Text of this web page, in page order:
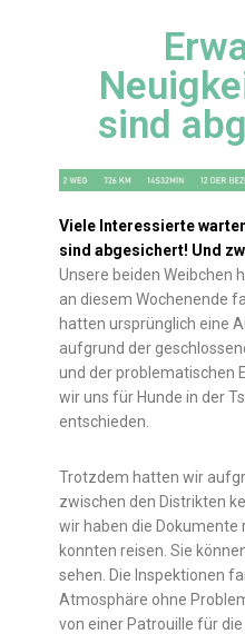
sind
Viele Interessierte
sind abgesichert! Und
Unsere beiden Weibchen
an diesem Wochenende
hatten ursprünglich eine
aufgrund der
und der problematischen
wir uns für Hunde in der
entschieden.
Trotzdem hatten wir
zwischen den Distrikten
wir haben die Dokumente
konnten reisen. Sie
sehen. Die Inspektionen
Atmosphäre ohne
von einer Patrouille für